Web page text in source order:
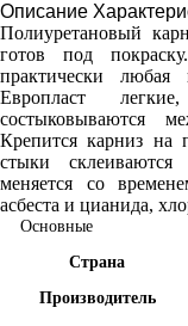
Описание
Полиуретановый
готов под
практически
Европласт
состыковываются
Крепится карниз на
стыки
меняется со
асбеста и цианида,
Основные
Страна
Производитель